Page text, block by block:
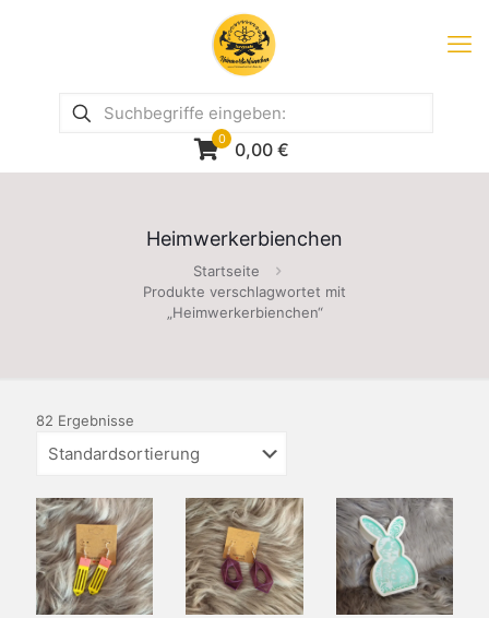
0 0,00 €
Heimwerkerbienchen
Startseite
Produkte verschlagwortet mit
„Heimwerkerbienchen“
82 Ergebnisse